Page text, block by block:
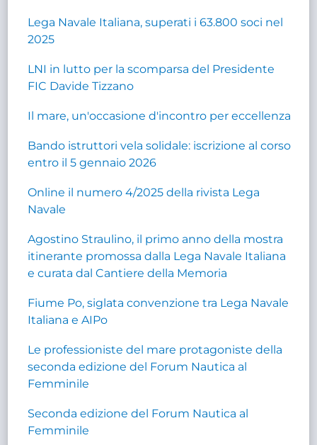
Lega Navale Italiana, superati i 63.800 soci nel
2025
LNI in lutto per la scomparsa del Presidente
FIC Davide Tizzano
Il mare, un'occasione d'incontro per eccellenza
Bando istruttori vela solidale: iscrizione al corso
entro il 5 gennaio 2026
Online il numero 4/2025 della rivista Lega
Navale
Agostino Straulino, il primo anno della mostra
itinerante promossa dalla Lega Navale Italiana
e curata dal Cantiere della Memoria
Fiume Po, siglata convenzione tra Lega Navale
Italiana e AIPo
Le professioniste del mare protagoniste della
seconda edizione del Forum Nautica al
Femminile
Seconda edizione del Forum Nautica al
Femminile